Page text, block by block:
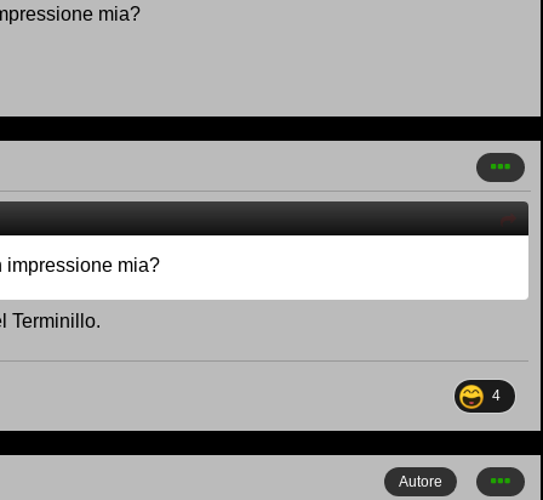
mia?
impressione mia?
Terminillo.
4
Autore